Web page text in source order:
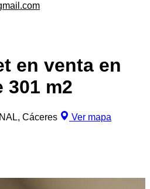
en venta en
301 m2
Cáceres
Ver mapa